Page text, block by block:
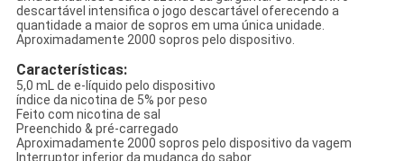
descartável intensifica o jogo descartável oferecendo a
quantidade a maior de sopros em uma única unidade.
Aproximadamente 2000 sopros pelo dispositivo.
Características:
5,0 mL de e-líquido pelo dispositivo
índice da nicotina de 5% por peso
Feito com nicotina de sal
Preenchido & pré-carregado
Aproximadamente 2000 sopros pelo dispositivo da vagem
Interruptor inferior da mudança do sabor